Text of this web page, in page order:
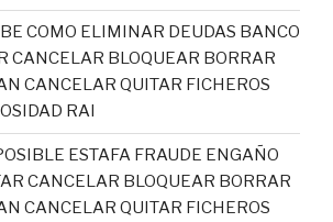
COMO ELIMINAR DEUDAS BANCO
CANCELAR BLOQUEAR BORRAR
CANCELAR QUITAR FICHEROS
RAI
ESTAFA FRAUDE ENGAÑO
CANCELAR BLOQUEAR BORRAR
CANCELAR QUITAR FICHEROS